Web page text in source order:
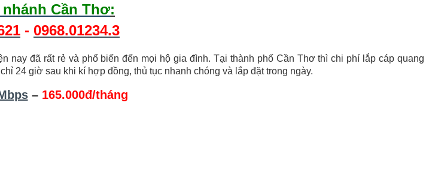
Cần Thơ:
- 0968.01234.3
nay đã rất rẻ và phổ biến đến mọi hộ gia đình. Tại thành phố Cần Thơ thì chi phí lắp cáp quang
24 giờ sau khi kí hợp đồng, thủ tục nhanh chóng và lắp đặt trong ngày.
– 165.000đ/tháng